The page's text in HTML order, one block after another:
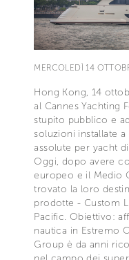
MERCOLEDÌ 14
Hong Kong, 14
al Cannes Yachting
stupito pubblico e
soluzioni installate
assolute per yacht
Oggi, dopo avere
europeo e il Medio
trovato la loro
prodotte - Custom
Pacific. Obiettivo:
nautica in Estremo
Group è da anni